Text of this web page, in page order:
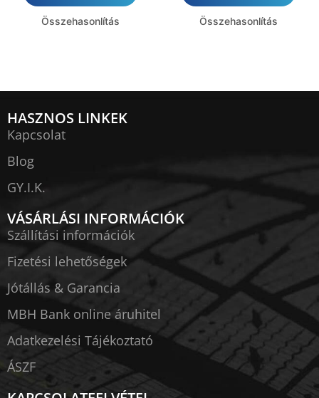
Összehasonlítás Összehasonlítás
HASZNOS LINKEK
Kapcsolat
Blog
GY.I.K.
VÁSÁRLÁSI INFORMÁCIÓK
Szállítási információk
Fizetési lehetőségek
Jótállás & Garancia
MBH Bank online áruhitel
Adatkezelési Tájékoztató
ÁSZF